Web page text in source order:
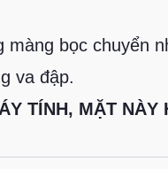
màng bọc chuyển
va đập.
TÍNH, MẶT NÀY